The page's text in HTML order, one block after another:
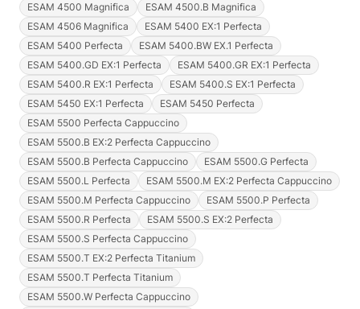
ESAM 4500 Magnifica
ESAM 4500.B Magnifica
ESAM 4506 Magnifica
ESAM 5400 EX:1 Perfecta
ESAM 5400 Perfecta
ESAM 5400.BW EX.1 Perfecta
ESAM 5400.GD EX:1 Perfecta
ESAM 5400.GR EX:1 Perfecta
ESAM 5400.R EX:1 Perfecta
ESAM 5400.S EX:1 Perfecta
ESAM 5450 EX:1 Perfecta
ESAM 5450 Perfecta
ESAM 5500 Perfecta Cappuccino
ESAM 5500.B EX:2 Perfecta Cappuccino
ESAM 5500.B Perfecta Cappuccino
ESAM 5500.G Perfecta
ESAM 5500.L Perfecta
ESAM 5500.M EX:2 Perfecta Cappuccino
ESAM 5500.M Perfecta Cappuccino
ESAM 5500.P Perfecta
ESAM 5500.R Perfecta
ESAM 5500.S EX:2 Perfecta
ESAM 5500.S Perfecta Cappuccino
ESAM 5500.T EX:2 Perfecta Titanium
ESAM 5500.T Perfecta Titanium
ESAM 5500.W Perfecta Cappuccino